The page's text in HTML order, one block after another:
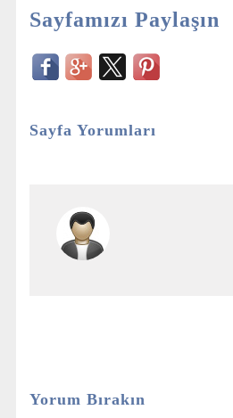
Sayfamızı Paylaşın
Sayfa Yorumları
Yorum Bırakın